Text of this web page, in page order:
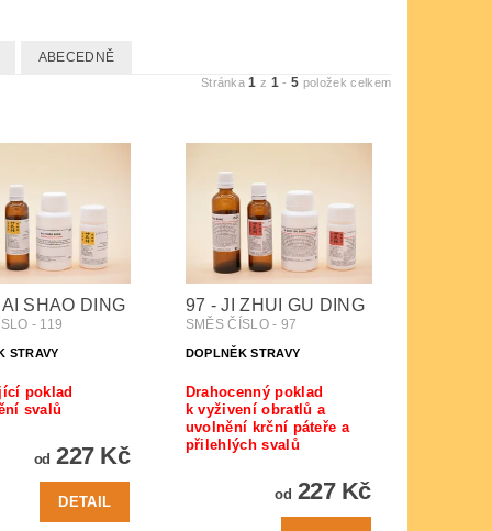
ABECEDNĚ
Stránka1 z 1 -5 položek celkem
SHAO DING
- 119
STRAVY
poklad
svalů
od 227 Kč
DETAIL
97 - JI ZHUI GU DING
SMĚS ČÍSLO - 97
DOPLNĚK STRAVY
Drahocenný poklad
k vyživení obratlů a
uvolnění krční páteře a
přilehlých svalů
od 227 Kč